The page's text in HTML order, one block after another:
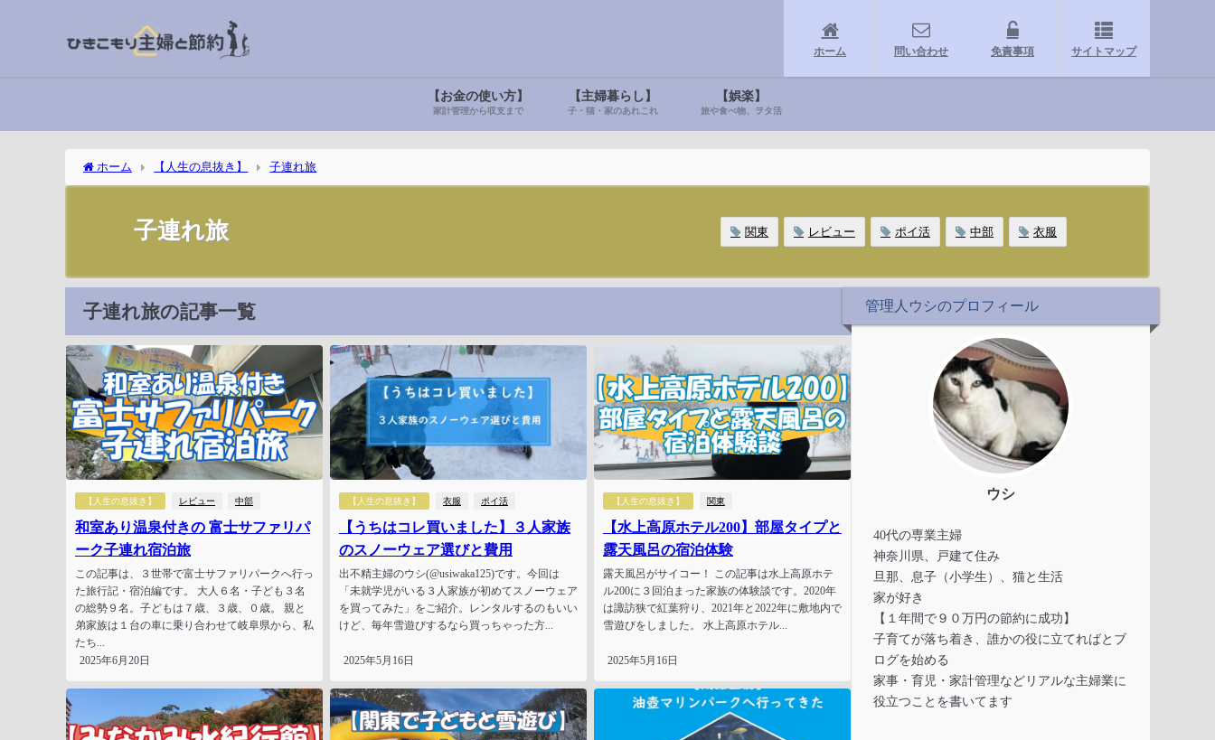
ホーム 問い合わせ 免責事項 サイトマップ
【お金の使い方】
家計管理から収支まで
【主婦暮らし】
子・猫・家のあれこれ
【娯楽】
旅や食べ物、ヲタ活
ホーム 【人生の息抜き】 子連れ旅
子連れ旅 関東 レビュー ポイ活 中部 衣服
子連れ旅の記事一覧
【人生の息抜き】 レビュー 中部
和室あり温泉付きの 富士サファリパ
ーク子連れ宿泊旅
この記事は、３世帯で富士サファリパークへ行っ
た旅行記・宿泊編です。 大人６名・子ども３名
の総勢９名。子どもは７歳、３歳、０歳。 親と
弟家族は１台の車に乗り合わせて岐阜県から、私
たち...
2025年6月20日
【人生の息抜き】 衣服 ポイ活
【うちはコレ買いました】３人家族
のスノーウェア選びと費用
出不精主婦のウシ(@usiwaka125)です。今回は
「未就学児がいる３人家族が初めてスノーウェア
を買ってみた」をご紹介。レンタルするのもいい
けど、毎年雪遊びするなら買っちゃった方...
2025年5月16日
【人生の息抜き】 関東
【水上高原ホテル200】部屋タイプと
露天風呂の宿泊体験
露天風呂がサイコー！ この記事は水上高原ホテ
ル200に３回泊まった家族の体験談です。2020年
は諏訪狭で紅葉狩り、2021年と2022年に敷地内で
雪遊びをしました。 水上高原ホテル...
2025年5月16日
管理人ウシのプロフィール
ウシ
40代の専業主婦
神奈川県、戸建て住み
旦那、息子（小学生）、猫と生活
家が好き
【１年間で９０万円の節約に成功】
子育てが落ち着き、誰かの役に立てればとブ
ログを始める
家事・育児・家計管理などリアルな主婦業に
役立つことを書いてます